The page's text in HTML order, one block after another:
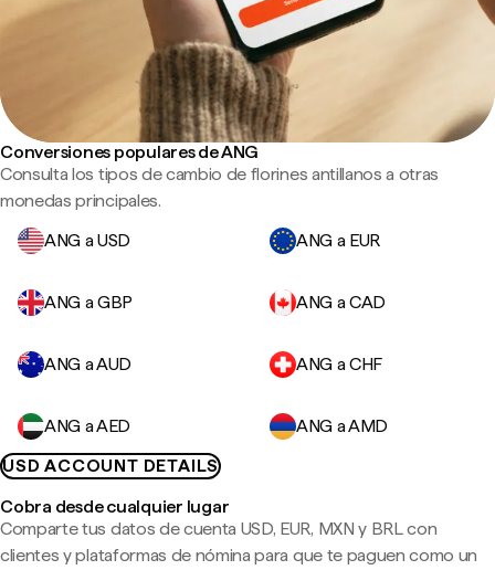
Conversiones populares de ANG
Consulta los tipos de cambio de florines antillanos a otras
monedas principales.
ANG a USD
ANG a EUR
ANG a GBP ANG a CAD
ANG a AUD ANG a CHF
ANG a AED
ANG a AMD
USD ACCOUNT DETAILS
Cobra desde cualquier lugar
Comparte tus datos de cuenta USD, EUR, MXN y BRL con
clientes y plataformas de nómina para que te paguen como un